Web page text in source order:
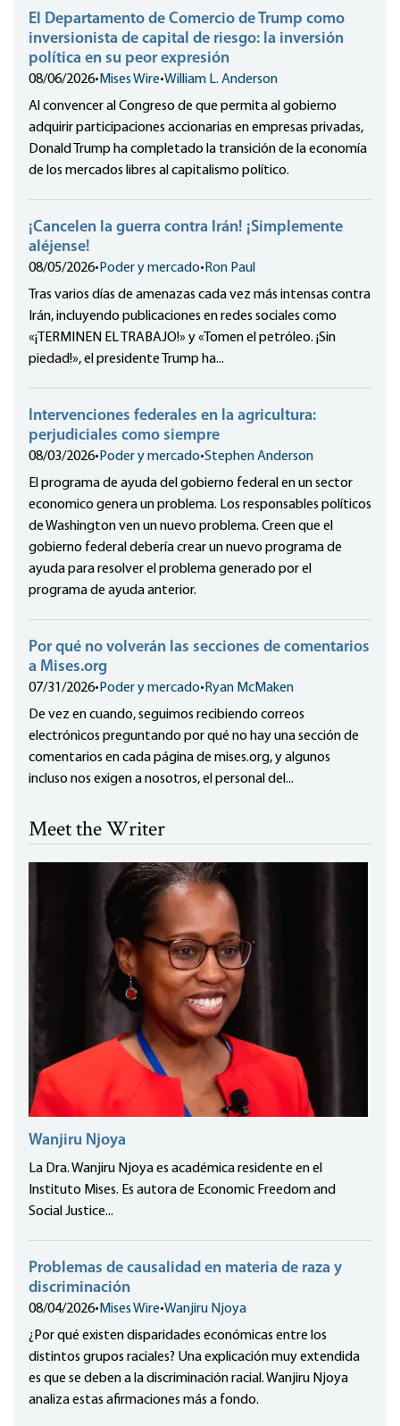
El Departamento de Comercio de Trump como
inversionista de capital de riesgo: la inversión
política en su peor expresión
08/06/2026• Mises Wire•William L. Anderson
Al convencer al Congreso de que permita al gobierno
adquirir participaciones accionarias en empresas privadas,
Donald Trump ha completado la transición de la economía
de los mercados libres al capitalismo político.
¡Cancelen la guerra contra Irán! ¡Simplemente
aléjense!
08/05/2026• Poder y mercado• Ron Paul
Tras varios días de amenazas cada vez más intensas contra
Irán, incluyendo publicaciones en redes sociales como
«¡TERMINEN EL TRABAJO!» y «Tomen el petróleo. ¡Sin
piedad!», el presidente Trump ha...
Intervenciones federales en la agricultura:
perjudiciales como siempre
08/03/2026• Poder y mercado•Stephen Anderson
El programa de ayuda del gobierno federal en un sector
economico genera un problema. Los responsables políticos
de Washington ven un nuevo problema. Creen que el
gobierno federal debería crear un nuevo programa de
ayuda para resolver el problema generado por el
programa de ayuda anterior.
Por qué no volverán las secciones de comentarios
a Mises.org
07/31/2026• Poder y mercado• Ryan McMaken
De vez en cuando, seguimos recibiendo correos
electrónicos preguntando por qué no hay una sección de
comentarios en cada página de mises.org, y algunos
incluso nos exigen a nosotros, el personal del...
Meet the Writer
Wanjiru Njoya
La Dra. Wanjiru Njoya es académica residente en el
Instituto Mises. Es autora de Economic Freedom and
Social Justice...
Problemas de causalidad en materia de raza y
discriminación
08/04/2026• Mises Wire•Wanjiru Njoya
¿Por qué existen disparidades económicas entre los
distintos grupos raciales? Una explicación muy extendida
es que se deben a la discriminación racial. Wanjiru Njoya
analiza estas afirmaciones más a fondo.